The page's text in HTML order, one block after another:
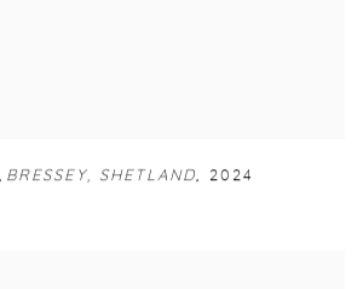
, BRESSEY, SHETLAND, 2024